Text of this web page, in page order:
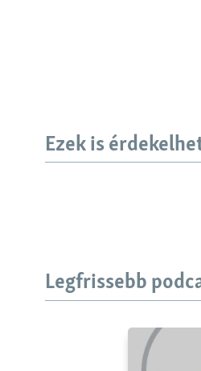
Ezek is
Legfrissebb